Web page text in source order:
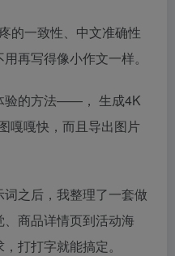
的一致性、中文准确性
再写得像小作文一样。
验的方法——， 生成4K
嘎嘎快，而且导出图片
之后，我整理了一套做
商品详情页到活动海
打打字就能搞定。